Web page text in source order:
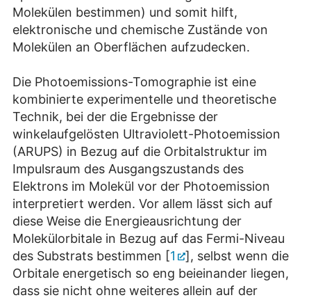
Molekülen bestimmen) und somit hilft,
elektronische und chemische Zustände von
Molekülen an Oberflächen aufzudecken.
Die Photoemissions-Tomographie ist eine
kombinierte experimentelle und theoretische
Technik, bei der die Ergebnisse der
winkelaufgelösten Ultraviolett-Photoemission
(ARUPS) in Bezug auf die Orbitalstruktur im
Impulsraum des Ausgangszustands des
Elektrons im Molekül vor der Photoemission
interpretiert werden. Vor allem lässt sich auf
diese Weise die Energieausrichtung der
Molekülorbitale in Bezug auf das Fermi-Niveau
des Substrats bestimmen [1
], selbst wenn die
Orbitale energetisch so eng beieinander liegen,
dass sie nicht ohne weiteres allein auf der